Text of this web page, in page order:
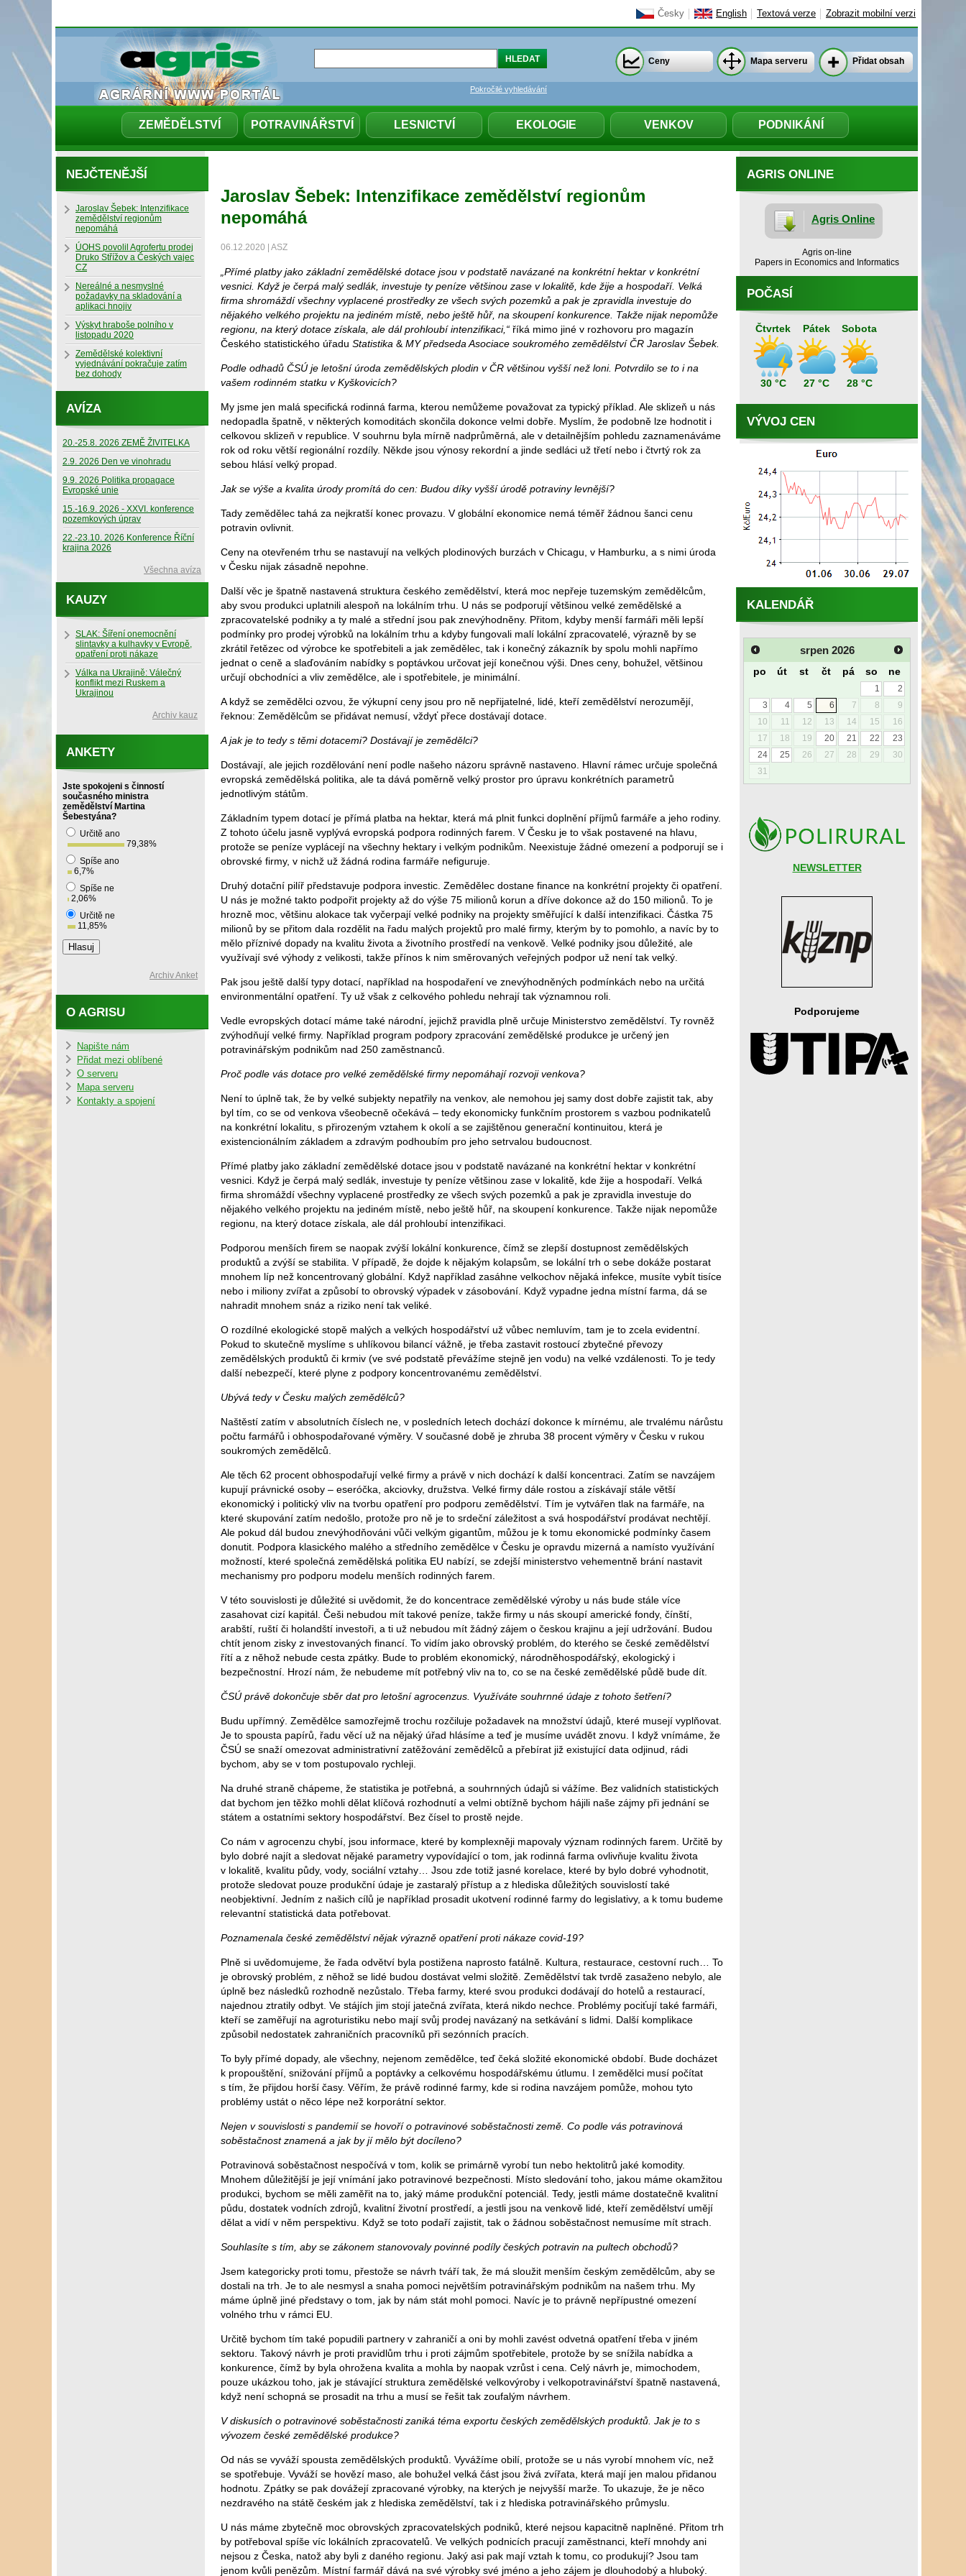
Česky English Textová verze Zobrazit mobilní verzi
ZEMĚDĚLSTVÍ POTRAVINÁŘSTVÍ LESNICTVÍ EKOLOGIE VENKOV PODNIKÁNÍ
Pokročilé vyhledávání
Ceny Mapa serveru Přidat obsah
Jaroslav Šebek: Intenzifikace zemědělství regionům
nepomáhá
06.12.2020 | ASZ
„Přímé platby jako základní zemědělské dotace jsou v podstatě navázané na konkrétní hektar v konkrétní
vesnici. Když je čerpá malý sedlák, investuje ty peníze většinou zase v lokalitě, kde žije a hospodaří. Velká
firma shromáždí všechny vyplacené prostředky ze všech svých pozemků a pak je zpravidla investuje do
nějakého velkého projektu na jediném místě, nebo ještě hůř, na skoupení konkurence. Takže nijak nepomůže
regionu, na který dotace získala, ale dál prohloubí intenzifikaci,“ říká mimo jiné v rozhovoru pro magazín
Českého statistického úřadu Statistika & MY předseda Asociace soukromého zemědělství ČR Jaroslav Šebek.
Podle odhadů ČSÚ je letošní úroda zemědělských plodin v ČR většinou vyšší než loni. Potvrdilo se to i na
vašem rodinném statku v Kyškovicích?
My jsme jen malá specifická rodinná farma, kterou nemůžeme považovat za typický příklad. Ale sklizeň u nás
nedopadla špatně, v některých komoditách skončila dokonce velmi dobře. Myslím, že podobně lze hodnotit i
celkovou sklizeň v republice. V souhrnu byla mírně nadprůměrná, ale v detailnějším pohledu zaznamenáváme
rok od roku větší regionální rozdíly. Někde jsou výnosy rekordní a jinde sedláci už třetí nebo i čtvrtý rok za
sebou hlásí velký propad.
Jak se výše a kvalita úrody promítá do cen: Budou díky vyšší úrodě potraviny levnější?
Tady zemědělec tahá za nejkratší konec provazu. V globální ekonomice nemá téměř žádnou šanci cenu
potravin ovlivnit.
Ceny na otevřeném trhu se nastavují na velkých plodinových burzách v Chicagu, v Hamburku, a s nimi úroda
v Česku nijak zásadně nepohne.
Další věc je špatně nastavená struktura českého zemědělství, která moc nepřeje tuzemským zemědělcům,
aby svou produkci uplatnili alespoň na lokálním trhu. U nás se podporují většinou velké zemědělské a
zpracovatelské podniky a ty malé a střední jsou pak znevýhodněny. Přitom, kdyby menší farmáři měli lepší
podmínky pro prodej výrobků na lokálním trhu a kdyby fungovali malí lokální zpracovatelé, výrazně by se
zkrátil řetězec od výrobce ke spotřebiteli a jak zemědělec, tak i konečný zákazník by spolu mohli napřímo
jednat o ceně a slaďováním nabídky s poptávkou určovat její konečnou výši. Dnes ceny, bohužel, většinou
určují obchodníci a vliv zemědělce, ale i spotřebitele, je minimální.
A když se zemědělci ozvou, že výkupní ceny jsou pro ně nepřijatelné, lidé, kteří zemědělství nerozumějí,
řeknou: Zemědělcům se přidávat nemusí, vždyť přece dostávají dotace.
A jak je to tedy s těmi dotacemi? Dostávají je zemědělci?
Dostávají, ale jejich rozdělování není podle našeho názoru správně nastaveno. Hlavní rámec určuje společná
evropská zemědělská politika, ale ta dává poměrně velký prostor pro úpravu konkrétních parametrů
jednotlivým státům.
Základním typem dotací je přímá platba na hektar, která má plnit funkci doplnění příjmů farmáře a jeho rodiny.
Z tohoto účelu jasně vyplývá evropská podpora rodinných farem. V Česku je to však postavené na hlavu,
protože se peníze vyplácejí na všechny hektary i velkým podnikům. Neexistuje žádné omezení a podporují se i
obrovské firmy, v nichž už žádná rodina farmáře nefiguruje.
Druhý dotační pilíř představuje podpora investic. Zemědělec dostane finance na konkrétní projekty či opatření.
U nás je možné takto podpořit projekty až do výše 75 milionů korun a dříve dokonce až do 150 milionů. To je
hrozně moc, většinu alokace tak vyčerpají velké podniky na projekty směřující k další intenzifikaci. Částka 75
milionů by se přitom dala rozdělit na řadu malých projektů pro malé firmy, kterým by to pomohlo, a navíc by to
mělo příznivé dopady na kvalitu života a životního prostředí na venkově. Velké podniky jsou důležité, ale
využívají své výhody z velikosti, takže přínos k nim směrovaných veřejných podpor už není tak velký.
Pak jsou ještě další typy dotací, například na hospodaření ve znevýhodněných podmínkách nebo na určitá
environmentální opatření. Ty už však z celkového pohledu nehrají tak významnou roli.
Vedle evropských dotací máme také národní, jejichž pravidla plně určuje Ministerstvo zemědělství. Ty rovněž
zvýhodňují velké firmy. Například program podpory zpracování zemědělské produkce je určený jen
potravinářským podnikům nad 250 zaměstnanců.
Proč podle vás dotace pro velké zemědělské firmy nepomáhají rozvoji venkova?
Není to úplně tak, že by velké subjekty nepatřily na venkov, ale nemohou jej samy dost dobře zajistit tak, aby
byl tím, co se od venkova všeobecně očekává – tedy ekonomicky funkčním prostorem s vazbou podnikatelů
na konkrétní lokalitu, s přirozeným vztahem k okolí a se zajištěnou generační kontinuitou, která je
existencionálním základem a zdravým podhoubím pro jeho setrvalou budoucnost.
Přímé platby jako základní zemědělské dotace jsou v podstatě navázané na konkrétní hektar v konkrétní
vesnici. Když je čerpá malý sedlák, investuje ty peníze většinou zase v lokalitě, kde žije a hospodaří. Velká
firma shromáždí všechny vyplacené prostředky ze všech svých pozemků a pak je zpravidla investuje do
nějakého velkého projektu na jediném místě, nebo ještě hůř, na skoupení konkurence. Takže nijak nepomůže
regionu, na který dotace získala, ale dál prohloubí intenzifikaci.
Podporou menších firem se naopak zvýší lokální konkurence, čímž se zlepší dostupnost zemědělských
produktů a zvýší se stabilita. V případě, že dojde k nějakým kolapsům, se lokální trh o sebe dokáže postarat
mnohem líp než koncentrovaný globální. Když například zasáhne velkochov nějaká infekce, musíte vybít tisíce
nebo i miliony zvířat a způsobí to obrovský výpadek v zásobování. Když vypadne jedna místní farma, dá se
nahradit mnohem snáz a riziko není tak veliké.
O rozdílné ekologické stopě malých a velkých hospodářství už vůbec nemluvím, tam je to zcela evidentní.
Pokud to skutečně myslíme s uhlíkovou bilancí vážně, je třeba zastavit rostoucí zbytečné převozy
zemědělských produktů či krmiv (ve své podstatě převážíme stejně jen vodu) na velké vzdálenosti. To je tedy
další nebezpečí, které plyne z podpory koncentrovanému zemědělství.
Ubývá tedy v Česku malých zemědělců?
Naštěstí zatím v absolutních číslech ne, v posledních letech dochází dokonce k mírnému, ale trvalému nárůstu
počtu farmářů i obhospodařované výměry. V současné době je zhruba 38 procent výměry v Česku v rukou
soukromých zemědělců.
Ale těch 62 procent obhospodařují velké firmy a právě v nich dochází k další koncentraci. Zatím se navzájem
kupují právnické osoby – eseróčka, akciovky, družstva. Velké firmy dále rostou a získávají stále větší
ekonomický i politický vliv na tvorbu opatření pro podporu zemědělství. Tím je vytvářen tlak na farmáře, na
které skupování zatím nedošlo, protože pro ně je to srdeční záležitost a svá hospodářství prodávat nechtějí.
Ale pokud dál budou znevýhodňováni vůči velkým gigantům, můžou je k tomu ekonomické podmínky časem
donutit. Podpora klasického malého a středního zemědělce v Česku je opravdu mizerná a namísto využívání
možností, které společná zemědělská politika EU nabízí, se zdejší ministerstvo vehementně brání nastavit
mechanismy pro podporu modelu menších rodinných farem.
V této souvislosti je důležité si uvědomit, že do koncentrace zemědělské výroby u nás bude stále více
zasahovat cizí kapitál. Češi nebudou mít takové peníze, takže firmy u nás skoupí americké fondy, čínští,
arabští, ruští či holandští investoři, a ti už nebudou mít žádný zájem o českou krajinu a její udržování. Budou
chtít jenom zisky z investovaných financí. To vidím jako obrovský problém, do kterého se české zemědělství
řítí a z něhož nebude cesta zpátky. Bude to problém ekonomický, národněhospodářský, ekologický i
bezpečnostní. Hrozí nám, že nebudeme mít potřebný vliv na to, co se na české zemědělské půdě bude dít.
ČSÚ právě dokončuje sběr dat pro letošní agrocenzus. Využíváte souhrnné údaje z tohoto šetření?
Budu upřímný. Zemědělce samozřejmě trochu rozčiluje požadavek na množství údajů, které musejí vyplňovat.
Je to spousta papírů, řadu věcí už na nějaký úřad hlásíme a teď je musíme uvádět znovu. I když vnímáme, že
ČSÚ se snaží omezovat administrativní zatěžování zemědělců a přebírat již existující data odjinud, rádi
bychom, aby se v tom postupovalo rychleji.
Na druhé straně chápeme, že statistika je potřebná, a souhrnných údajů si vážíme. Bez validních statistických
dat bychom jen těžko mohli dělat klíčová rozhodnutí a velmi obtížně bychom hájili naše zájmy při jednání se
státem a ostatními sektory hospodářství. Bez čísel to prostě nejde.
Co nám v agrocenzu chybí, jsou informace, které by komplexněji mapovaly význam rodinných farem. Určitě by
bylo dobré najít a sledovat nějaké parametry vypovídající o tom, jak rodinná farma ovlivňuje kvalitu života
v lokalitě, kvalitu půdy, vody, sociální vztahy… Jsou zde totiž jasné korelace, které by bylo dobré vyhodnotit,
protože sledovat pouze produkční údaje je zastaralý přístup a z hlediska důležitých souvislostí také
neobjektivní. Jedním z našich cílů je například prosadit ukotvení rodinné farmy do legislativy, a k tomu budeme
relevantní statistická data potřebovat.
Poznamenala české zemědělství nějak výrazně opatření proti nákaze covid-19?
Plně si uvědomujeme, že řada odvětví byla postižena naprosto fatálně. Kultura, restaurace, cestovní ruch… To
je obrovský problém, z něhož se lidé budou dostávat velmi složitě. Zemědělství tak tvrdě zasaženo nebylo, ale
úplně bez následků rozhodně nezůstalo. Třeba farmy, které svou produkci dodávají do hotelů a restaurací,
najednou ztratily odbyt. Ve stájích jim stojí jatečná zvířata, která nikdo nechce. Problémy pociťují také farmáři,
kteří se zaměřují na agroturistiku nebo mají svůj prodej navázaný na setkávání s lidmi. Další komplikace
způsobil nedostatek zahraničních pracovníků při sezónních pracích.
To byly přímé dopady, ale všechny, nejenom zemědělce, teď čeká složité ekonomické období. Bude docházet
k propouštění, snižování příjmů a poptávky a celkovému hospodářskému útlumu. I zemědělci musí počítat
s tím, že přijdou horší časy. Věřím, že právě rodinné farmy, kde si rodina navzájem pomůže, mohou tyto
problémy ustát o něco lépe než korporátní sektor.
Nejen v souvislosti s pandemií se hovoří o potravinové soběstačnosti země. Co podle vás potravinová
soběstačnost znamená a jak by jí mělo být docíleno?
Potravinová soběstačnost nespočívá v tom, kolik se primárně vyrobí tun nebo hektolitrů jaké komodity.
Mnohem důležitější je její vnímání jako potravinové bezpečnosti. Místo sledování toho, jakou máme okamžitou
produkci, bychom se měli zaměřit na to, jaký máme produkční potenciál. Tedy, jestli máme dostatečně kvalitní
půdu, dostatek vodních zdrojů, kvalitní životní prostředí, a jestli jsou na venkově lidé, kteří zemědělství umějí
dělat a vidí v něm perspektivu. Když se toto podaří zajistit, tak o žádnou soběstačnost nemusíme mít strach.
Souhlasíte s tím, aby se zákonem stanovovaly povinné podíly českých potravin na pultech obchodů?
Jsem kategoricky proti tomu, přestože se návrh tváří tak, že má sloužit menším českým zemědělcům, aby se
dostali na trh. Je to ale nesmysl a snaha pomoci největším potravinářským podnikům na našem trhu. My
máme úplně jiné představy o tom, jak by nám stát mohl pomoci. Navíc je to právně nepřípustné omezení
volného trhu v rámci EU.
Určitě bychom tím také popudili partnery v zahraničí a oni by mohli zavést odvetná opatření třeba v jiném
sektoru. Takový návrh je proti pravidlům trhu i proti zájmům spotřebitele, protože by se snížila nabídka a
konkurence, čímž by byla ohrožena kvalita a mohla by naopak vzrůst i cena. Celý návrh je, mimochodem,
pouze ukázkou toho, jak je stávající struktura zemědělské velkovýroby i velkopotravinářství špatně nastavená,
když není schopná se prosadit na trhu a musí se řešit tak zoufalým návrhem.
V diskusích o potravinové soběstačnosti zaniká téma exportu českých zemědělských produktů. Jak je to s
vývozem české zemědělské produkce?
Od nás se vyváží spousta zemědělských produktů. Vyvážíme obilí, protože se u nás vyrobí mnohem víc, než
se spotřebuje. Vyváží se hovězí maso, ale bohužel velká část jsou živá zvířata, která mají jen malou přidanou
hodnotu. Zpátky se pak dovážejí zpracované výrobky, na kterých je nejvyšší marže. To ukazuje, že je něco
nezdravého na státě českém jak z hlediska zemědělství, tak i z hlediska potravinářského průmyslu.
U nás máme zbytečně moc obrovských zpracovatelských podniků, které nejsou kapacitně naplněné. Přitom trh
by potřeboval spíše víc lokálních zpracovatelů. Ve velkých podnicích pracují zaměstnanci, kteří mnohdy ani
nejsou z Česka, natož aby byli z daného regionu. Jaký asi pak mají vztah k tomu, co produkují? Jsou tam
jenom kvůli penězům. Místní farmář dává na své výrobky své jméno a jeho zájem je dlouhodobý a hluboký.
AGRIS ONLINE
Agris Online
Agris on-line
Papers in Economics and Informatics
POČASÍ
Čtvrtek
30 °C
Pátek
27 °C
Sobota
28 °C
VÝVOJ CEN
KALENDÁŘ
srpen 2026
po út st čt pá so ne
1
2
3
4 5 6 7 8
9
10
11 12 13 14 15
16
17
18 19 20 21 22
23
24
25 26 27 28 29
30
31
NEWSLETTER
Podporujeme
NEJČTENĚJŠÍ
Jaroslav Šebek: Intenzifikace
zemědělství regionům
nepomáhá
ÚOHS povolil Agrofertu prodej
Druko Střížov a Českých vajec
CZ
Nereálné a nesmyslné
požadavky na skladování a
aplikaci hnojiv
Výskyt hraboše polního v
listopadu 2020
Zemědělské kolektivní
vyjednávání pokračuje zatím
bez dohody
AVÍZA
20.-25.8. 2026 ZEMĚ ŽIVITELKA
2.9. 2026 Den ve vinohradu
9.9. 2026 Politika propagace
Evropské unie
15.-16.9. 2026 - XXVI. konference
pozemkových úprav
22.-23.10. 2026 Konference Říční
krajina 2026
Všechna avíza
KAUZY
SLAK: Šíření onemocnění
slintavky a kulhavky v Evropě,
opatření proti nákaze
Válka na Ukrajině: Válečný
konflikt mezi Ruskem a
Ukrajinou
Archiv kauz
ANKETY
Jste spokojeni s činností
současného ministra
zemědělství Martina
Šebestyána?
Určitě ano
79,38%
Spíše ano
6,7%
Spíše ne
2,06%
Určitě ne
11,85%
Archiv Anket
O AGRISU
Napište nám
Přidat mezi oblíbené
O serveru
Mapa serveru
Kontakty a spojení